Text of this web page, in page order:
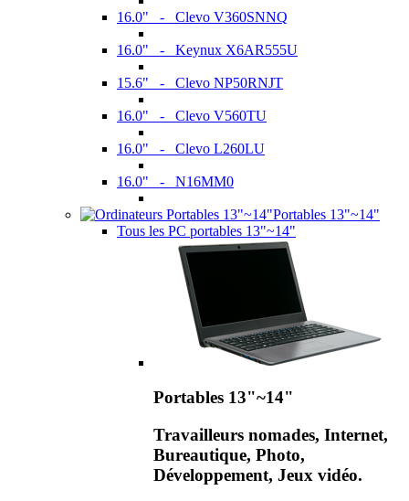
16.0" - Clevo V360SNNQ
16.0" - Keynux X6AR555U
15.6" - Clevo NP50RNJT
16.0" - Clevo V560TU
16.0" - Clevo L260LU
16.0" - N16MM0
Portables 13"~14"
Tous les PC portables 13"~14"
Portables 13"~14"
Travailleurs nomades, Internet,
Bureautique, Photo,
Développement, Jeux vidéo.